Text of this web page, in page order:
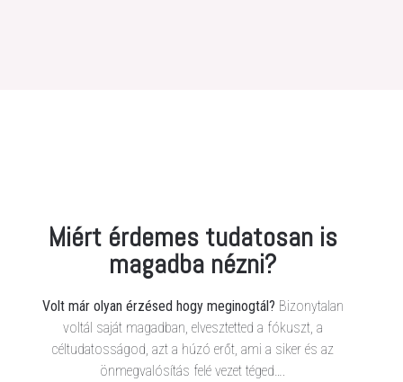
Miért érdemes tudatosan is
magadba nézni?
Volt már olyan érzésed hogy meginogtál? Bizonytalan
voltál saját magadban, elvesztetted a fókuszt, a
céltudatosságod, azt a húzó erőt, ami a siker és az
önmegvalósítás felé vezet téged….